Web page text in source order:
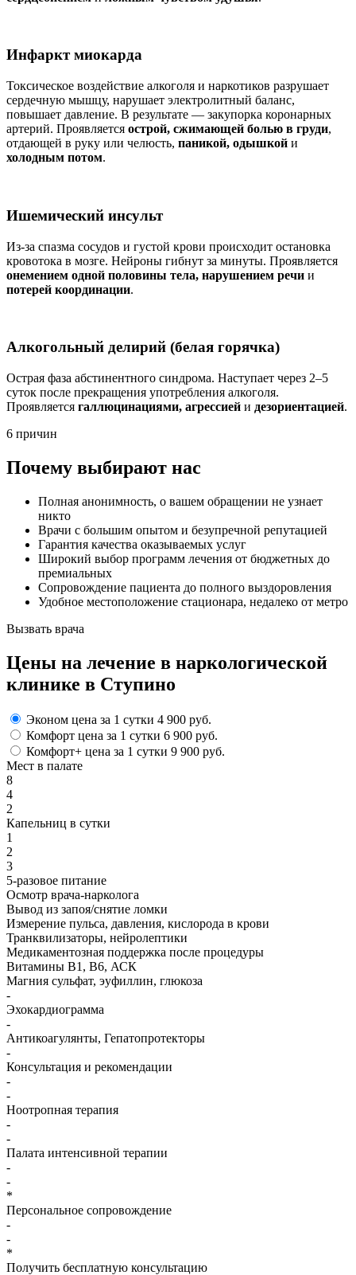
Инфаркт миокарда
Токсическое воздействие алкоголя и наркотиков разрушает
сердечную мышцу, нарушает электролитный баланс,
повышает давление. В результате — закупорка коронарных
артерий. Проявляется острой, сжимающей болью в груди,
отдающей в руку или челюсть, паникой, одышкой и
холодным потом.
Ишемический инсульт
Из-за спазма сосудов и густой крови происходит остановка
кровотока в мозге. Нейроны гибнут за минуты. Проявляется
онемением одной половины тела, нарушением речи и
потерей координации.
Алкогольный делирий (белая горячка)
Острая фаза абстинентного синдрома. Наступает через 2–5
суток после прекращения употребления алкоголя.
Проявляется галлюцинациями, агрессией и дезориентацией.
6 причин
Почему выбирают нас
Полная анонимность, о вашем обращении не узнает
никто
Врачи с большим опытом и безупречной репутацией
Гарантия качества оказываемых услуг
Широкий выбор программ лечения от бюджетных до
премиальных
Сопровождение пациента до полного выздоровления
Удобное местоположение стационара, недалеко от метро
Вызвать врача
Цены на лечение в наркологической
клинике в Ступино
Эконом цена за 1 сутки 4 900 руб.
Комфорт цена за 1 сутки 6 900 руб.
Комфорт+ цена за 1 сутки 9 900 руб.
Мест в палате
8
4
2
Капельниц в сутки
1
2
3
5-разовое питание
Осмотр врача-нарколога
Вывод из запоя/снятие ломки
Измерение пульса, давления, кислорода в крови
Транквилизаторы, нейролептики
Медикаментозная поддержка после процедуры
Витамины B1, B6, АСК
Магния сульфат, эуфиллин, глюкоза
-
Эхокардиограмма
-
Антикоагулянты, Гепатопротекторы
-
Консультация и рекомендации
-
-
Ноотропная терапия
-
-
Палата интенсивной терапии
-
-
*
Персональное сопровождение
-
-
*
Получить бесплатную консультацию